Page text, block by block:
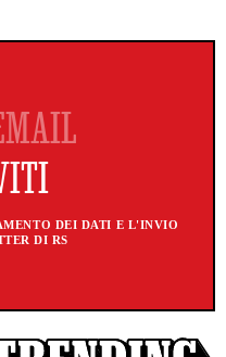
DEI DATI E L'INVIO
DI RS